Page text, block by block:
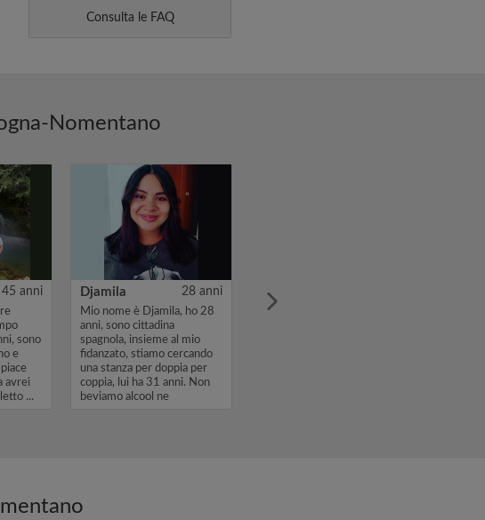
Consulta le FAQ
Nomentano
45 anni
sono
e
avrei
...
Djamila 28 anni
Mio nome è Djamila, ho 28
anni, sono cittadina
spagnola, insieme al mio
fidanzato, stiamo cercando
una stanza per doppia per
coppia, lui ha 31 anni. Non
beviamo alcool ne